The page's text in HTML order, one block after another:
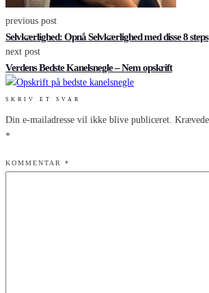
previous post
Selvkærlighed: Opnå Selvkærlighed med disse 8 steps
next post
Verdens Bedste Kanelsnegle – Nem opskrift
SKRIV ET SVAR
Din e-mailadresse vil ikke blive publiceret.
*
KOMMENTAR *